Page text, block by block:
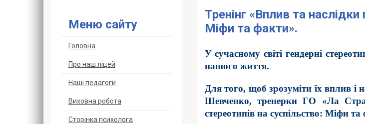
Меню сайту
Головна
Про наш ліцей
Наші педагоги
Виховна робота
Сторінка психолога
Тренінг «Вплив та
Міфи та факти».
У сучасному світі гендерні
нашого життя.
Для того, щоб зрозуміти їх вплив і
Шевченко, тренерки ГО «Ла
стереотипів на суспільство: Міфи